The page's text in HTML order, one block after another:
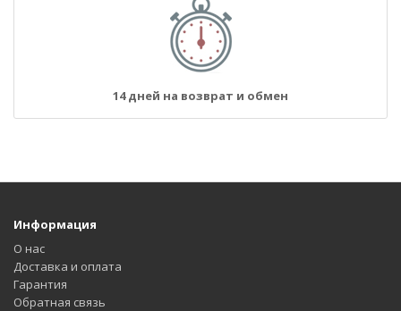
14 дней на возврат и обмен
Информация
О нас
Доставка и оплата
Гарантия
Обратная связь